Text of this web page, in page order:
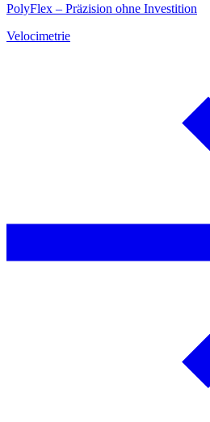
PolyFlex – Präzision ohne Investition
Velocimetrie